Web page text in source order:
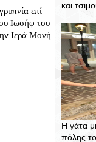
επί
Ιωσήφ του
Ιερά Μονή
και
Η γάτα
πόλης